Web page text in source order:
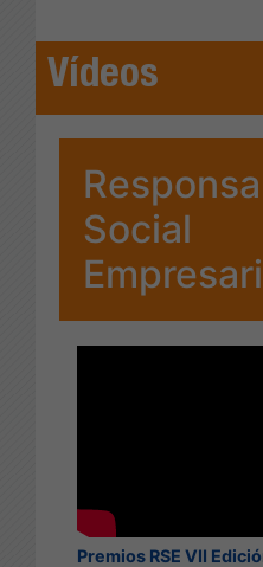
Vídeos
Social
Premios RSE VII